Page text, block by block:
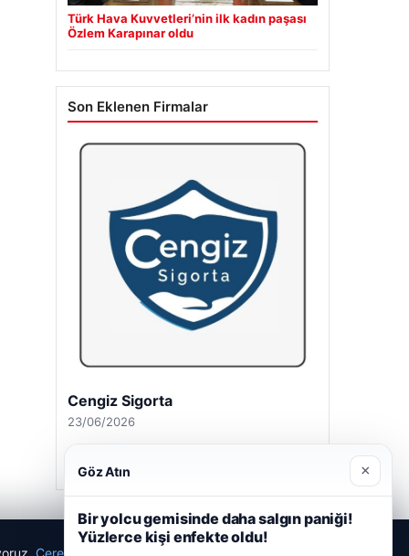
Türk Hava Kuvvetleri’nin ilk kadın paşası
Özlem Karapınar oldu
Son Eklenen Firmalar
Cengiz Sigorta
23/06/2026
Çerez Politikamız
Göz Atın ×
Bir yolcu gemisinde daha salgın paniği!
Yüzlerce kişi enfekte oldu!